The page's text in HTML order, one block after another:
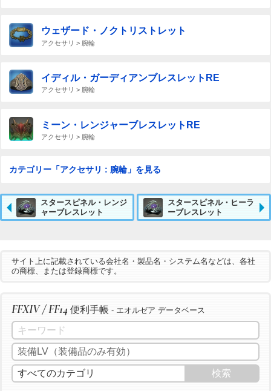
ウェザード・ノクトリストレット
アクセサリ > 腕輪
イディル・ガーディアンブレスレットRE
アクセサリ > 腕輪
ミーン・レンジャーブレスレットRE
アクセサリ > 腕輪
カテゴリー「アクセサリ : 腕輪」を見る
スタースピネル・レンジ
ャーブレスレット
スタースピネル・ヒーラ
ーブレスレット
サイト上に記載されている会社名・製品名・システム名などは、各社
の商標、または登録商標です。
FFXIV / FF14 便利手帳 - エオルゼア データベース